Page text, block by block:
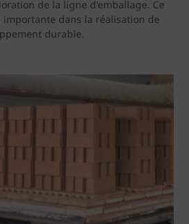
de la ligne d'emballage. Ce
dans la réalisation de
durable.